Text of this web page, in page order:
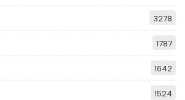
3278
1787
1642
1524